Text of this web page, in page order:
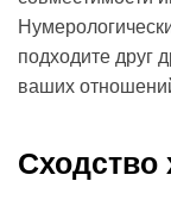
подходите друг
ваших
Сходство